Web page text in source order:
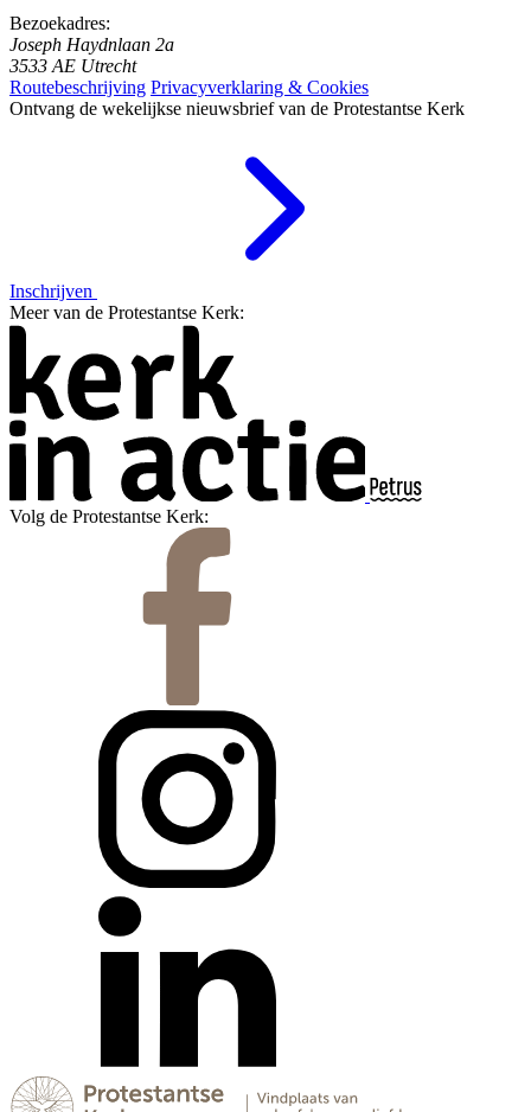
Bezoekadres:
Joseph Haydnlaan 2a
3533 AE Utrecht
Routebeschrijving Privacyverklaring & Cookies
Ontvang de wekelijkse nieuwsbrief van de Protestantse Kerk
Inschrijven
Meer van de Protestantse Kerk:
Volg de Protestantse Kerk: